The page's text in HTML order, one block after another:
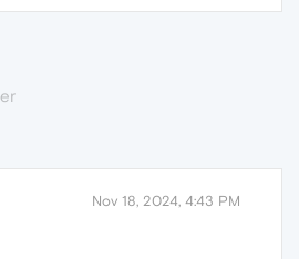
Nov 18, 2024, 4:43 PM